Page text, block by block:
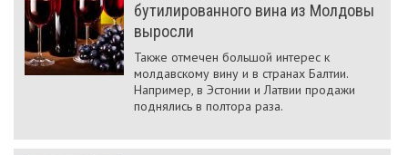
бутилированного вина из Молдовы
выросли
Также отмечен большой интерес к
молдавскому вину и в странах Балтии.
Например, в Эстонии и Латвии продажи
поднялись в полтора раза.